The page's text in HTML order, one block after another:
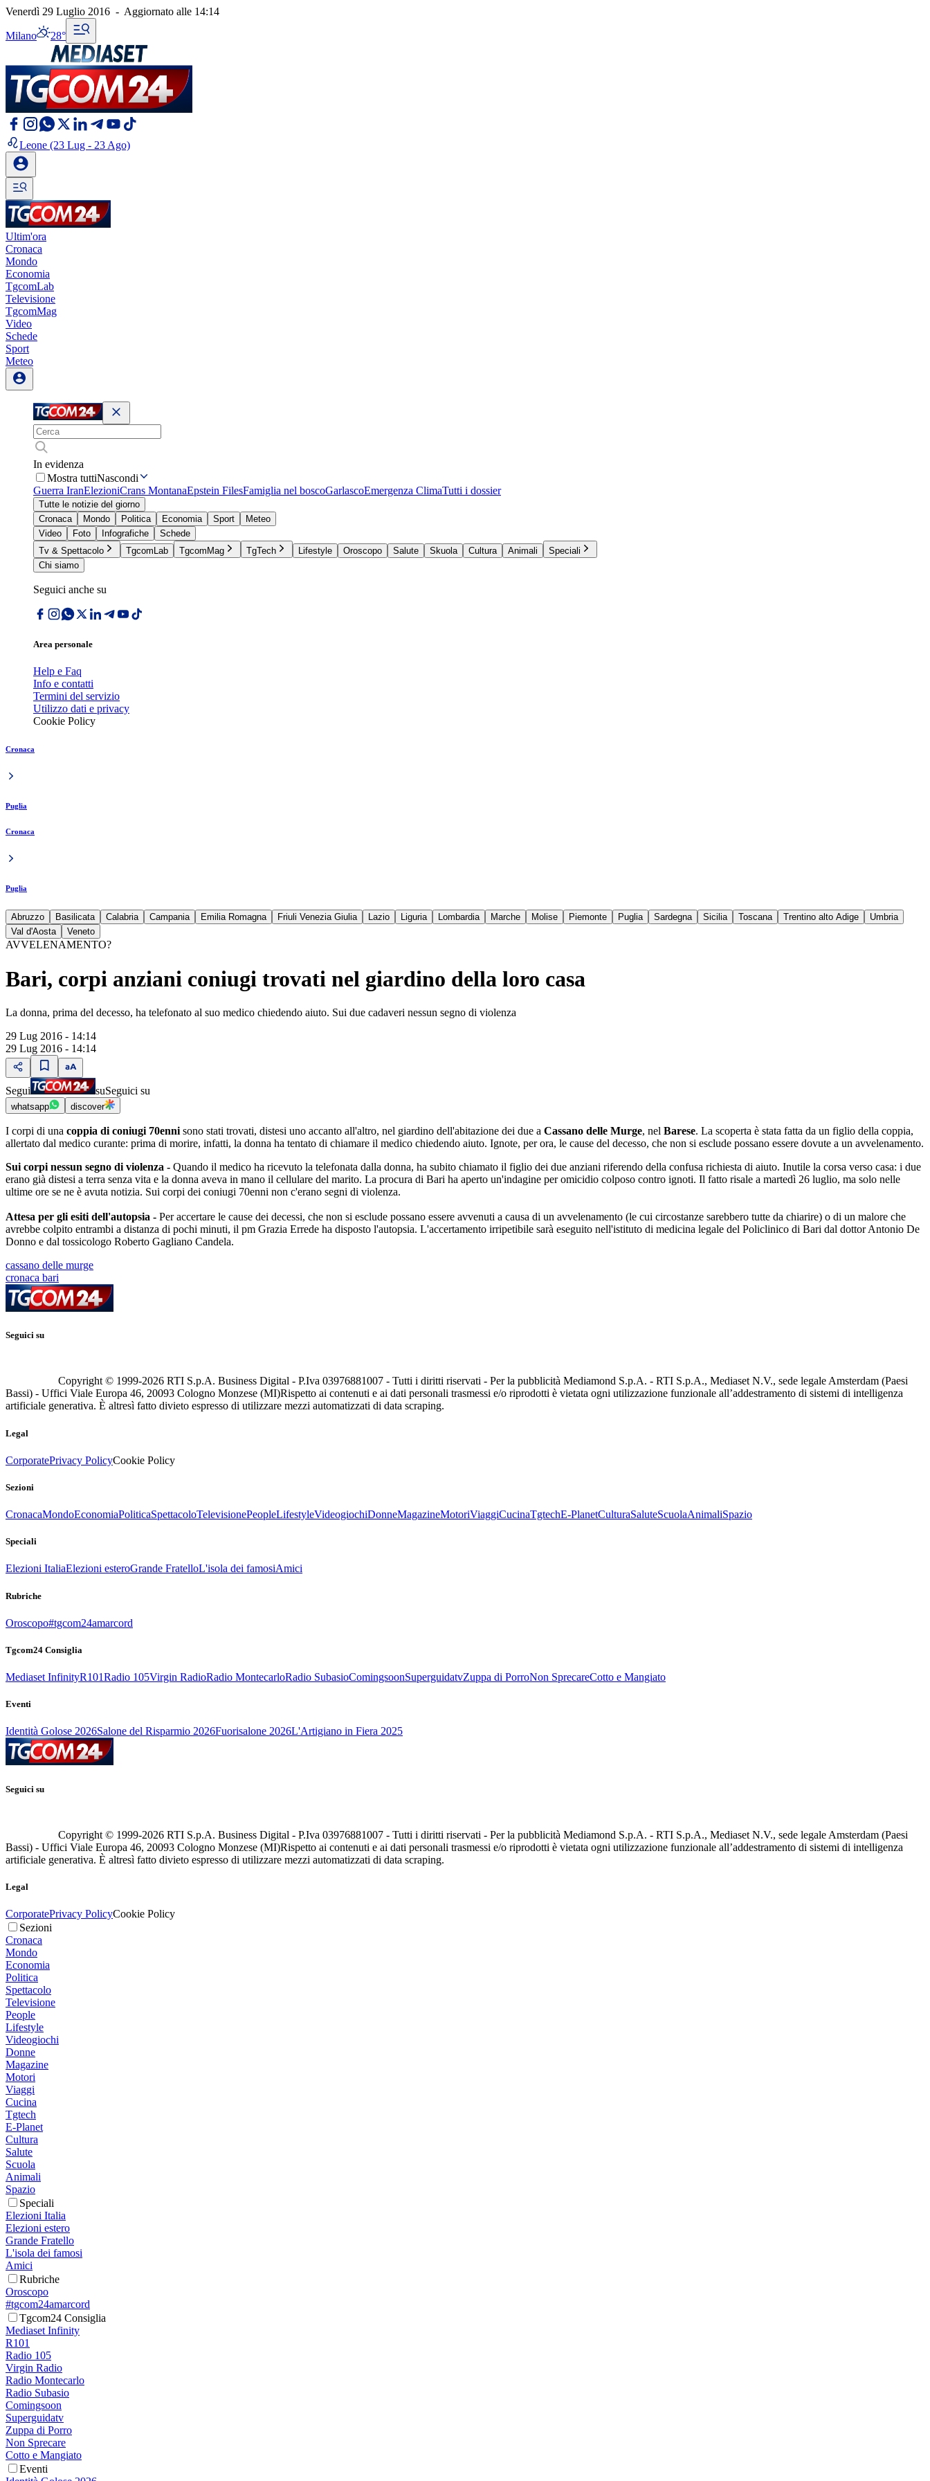
Venerdì 29 Luglio 2016 - Aggiornato alle 14:14
Milano 28°
Leone (23 Lug - 23 Ago)
Ultim'ora
Cronaca
Mondo
Economia
TgcomLab
Televisione
TgcomMag
Video
Schede
Sport
Meteo
In evidenza
Mostra tuttiNascondi
Guerra IranElezioniCrans MontanaEpstein FilesFamiglia nel boscoGarlascoEmergenza ClimaTutti i dossier
Tutte le notizie del giorno
Cronaca
Mondo Politica Economia Sport
Meteo
Video
Foto Infografiche
Schede
Tv & Spettacolo
TgcomLab TgcomMag TgTech Lifestyle Oroscopo Salute Skuola Cultura Animali
Speciali
Chi siamo
Seguici anche su
Area personale
Help e Faq
Info e contatti
Termini del servizio
Utilizzo dati e privacy
Cookie Policy
Cronaca
Puglia
Cronaca
Puglia
Abruzzo Basilicata Calabria Campania Emilia Romagna Friuli Venezia Giulia Lazio Liguria Lombardia Marche Molise Piemonte Puglia Sardegna Sicilia Toscana Trentino alto Adige
Umbria
Val d'Aosta
Veneto
AVVELENAMENTO?
Bari, corpi anziani coniugi trovati nel giardino della loro casa
La donna, prima del decesso, ha telefonato al suo medico chiedendo aiuto. Sui due cadaveri nessun segno di violenza
29 Lug 2016 - 14:14
29 Lug 2016 - 14:14
Segui suSeguici su
whatsapp discover
I corpi di una coppia di coniugi 70enni sono stati trovati, distesi uno accanto all'altro, nel giardino dell'abitazione dei due a Cassano delle Murge, nel Barese. La scoperta è stata fatta da un figlio della coppia,
allertato dal medico curante: prima di morire, infatti, la donna ha tentato di chiamare il medico chiedendo aiuto. Ignote, per ora, le cause del decesso, che non si esclude possano essere dovute a un avvelenamento.
Sui corpi nessun segno di violenza - Quando il medico ha ricevuto la telefonata dalla donna, ha subito chiamato il figlio dei due anziani riferendo della confusa richiesta di aiuto. Inutile la corsa verso casa: i due
erano già distesi a terra senza vita e la donna aveva in mano il cellulare del marito. La procura di Bari ha aperto un'indagine per omicidio colposo contro ignoti. Il fatto risale a martedì 26 luglio, ma solo nelle
ultime ore se ne è avuta notizia. Sui corpi dei coniugi 70enni non c'erano segni di violenza.
Attesa per gli esiti dell'autopsia - Per accertare le cause dei decessi, che non si esclude possano essere avvenuti a causa di un avvelenamento (le cui circostanze sarebbero tutte da chiarire) o di un malore che
avrebbe colpito entrambi a distanza di pochi minuti, il pm Grazia Errede ha disposto l'autopsia. L'accertamento irripetibile sarà eseguito nell'istituto di medicina legale del Policlinico di Bari dal dottor Antonio De
Donno e dal tossicologo Roberto Gagliano Candela.
cassano delle murge
cronaca bari
Seguici su
Copyright © 1999-2026 RTI S.p.A. Business Digital - P.Iva 03976881007 - Tutti i diritti riservati - Per la pubblicità Mediamond S.p.A. - RTI S.p.A., Mediaset N.V., sede legale Amsterdam (Paesi
Bassi) - Uffici Viale Europa 46, 20093 Cologno Monzese (MI)Rispetto ai contenuti e ai dati personali trasmessi e/o riprodotti è vietata ogni utilizzazione funzionale all’addestramento di sistemi di intelligenza
artificiale generativa. È altresì fatto divieto espresso di utilizzare mezzi automatizzati di data scraping.
Legal
CorporatePrivacy PolicyCookie Policy
Sezioni
CronacaMondoEconomiaPoliticaSpettacoloTelevisionePeopleLifestyleVideogiochiDonneMagazineMotoriViaggiCucinaTgtechE-PlanetCulturaSaluteScuolaAnimaliSpazio
Speciali
Elezioni ItaliaElezioni esteroGrande FratelloL'isola dei famosiAmici
Rubriche
Oroscopo#tgcom24amarcord
Tgcom24 Consiglia
Mediaset InfinityR101Radio 105Virgin RadioRadio MontecarloRadio SubasioComingsoonSuperguidatvZuppa di PorroNon SprecareCotto e Mangiato
Eventi
Identità Golose 2026Salone del Risparmio 2026Fuorisalone 2026L'Artigiano in Fiera 2025
Seguici su
Copyright © 1999-2026 RTI S.p.A. Business Digital - P.Iva 03976881007 - Tutti i diritti riservati - Per la pubblicità Mediamond S.p.A. - RTI S.p.A., Mediaset N.V., sede legale Amsterdam (Paesi
Bassi) - Uffici Viale Europa 46, 20093 Cologno Monzese (MI)Rispetto ai contenuti e ai dati personali trasmessi e/o riprodotti è vietata ogni utilizzazione funzionale all’addestramento di sistemi di intelligenza
artificiale generativa. È altresì fatto divieto espresso di utilizzare mezzi automatizzati di data scraping.
Legal
CorporatePrivacy PolicyCookie Policy
Sezioni
Cronaca
Mondo
Economia
Politica
Spettacolo
Televisione
People
Lifestyle
Videogiochi
Donne
Magazine
Motori
Viaggi
Cucina
Tgtech
E-Planet
Cultura
Salute
Scuola
Animali
Spazio
Speciali
Elezioni Italia
Elezioni estero
Grande Fratello
L'isola dei famosi
Amici
Rubriche
Oroscopo
#tgcom24amarcord
Tgcom24 Consiglia
Mediaset Infinity
R101
Radio 105
Virgin Radio
Radio Montecarlo
Radio Subasio
Comingsoon
Superguidatv
Zuppa di Porro
Non Sprecare
Cotto e Mangiato
Eventi